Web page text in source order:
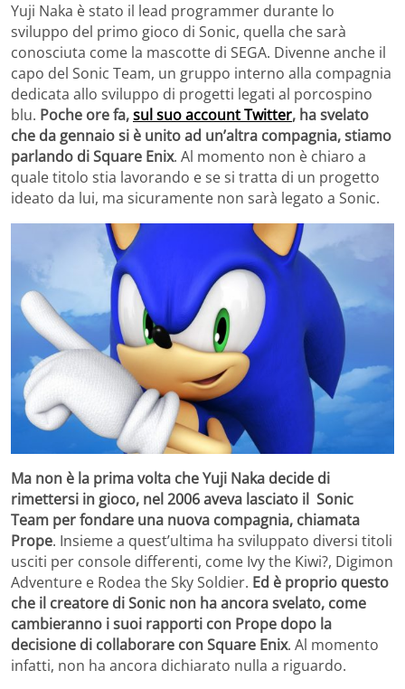
Yuji Naka è stato il lead programmer durante lo
sviluppo del primo gioco di Sonic, quella che sarà
conosciuta come la mascotte di SEGA. Divenne anche il
capo del Sonic Team, un gruppo interno alla compagnia
dedicata allo sviluppo di progetti legati al porcospino
blu. Poche ore fa,sul suo account Twitter, ha svelato
che da gennaio si è unito ad un’altra compagnia, stiamo
parlando di Square Enix. Al momento non è chiaro a
quale titolo stia lavorando e se si tratta di un progetto
ideato da lui, ma sicuramente non sarà legato a Sonic.
Ma non è la prima volta che Yuji Naka decide di
rimettersi in gioco, nel 2006 aveva lasciato il Sonic
Team per fondare una nuova compagnia, chiamata
Prope. Insieme a quest’ultima ha sviluppato diversi titoli
usciti per console differenti, come Ivy the Kiwi?, Digimon
Adventure e Rodea the Sky Soldier. Ed è proprio questo
che il creatore di Sonic non ha ancora svelato, come
cambieranno i suoi rapporti con Prope dopo la
decisione di collaborare con Square Enix. Al momento
infatti, non ha ancora dichiarato nulla a riguardo.